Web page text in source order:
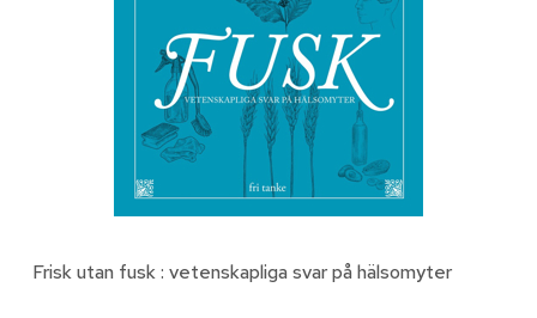
Frisk utan fusk : vetenskapliga svar på hälsomyter